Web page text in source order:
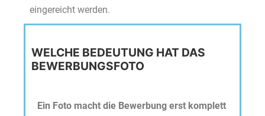
eingereicht werden.
WELCHE BEDEUTUNG HAT DAS
BEWERBUNGSFOTO
Ein Foto macht die Bewerbung erst komplett